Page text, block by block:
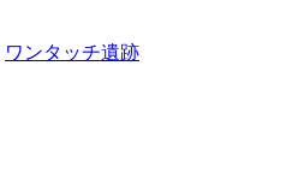
ワンタッチ遺跡